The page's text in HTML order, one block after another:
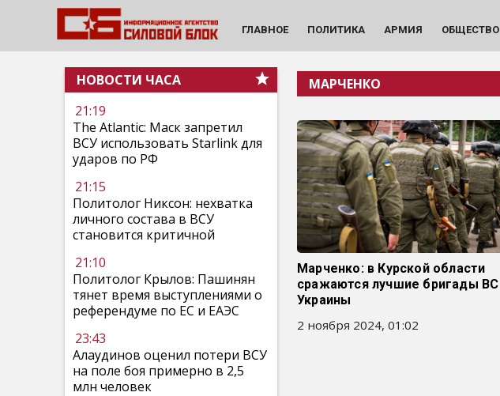
ГЛАВНОЕ ПОЛИТИКА АРМИЯ ОБЩЕСТВО
НОВОСТИ ЧАСА
21:19
The Atlantic: Маск запретил
ВСУ использовать Starlink для
ударов по РФ
21:15
Политолог Никсон: нехватка
личного состава в ВСУ
становится критичной
21:10
Политолог Крылов: Пашинян
тянет время выступлениями о
референдуме по ЕС и ЕАЭС
23:43
Алаудинов оценил потери ВСУ
на поле боя примерно в 2,5
млн человек
МАРЧЕНКО
Марченко: в Курской области
сражаются лучшие бригады ВС
Украины
2 ноября 2024, 01:02